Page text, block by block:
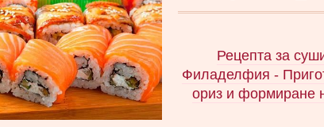
Рецепта за
Филаделфия -
ориз и формиране